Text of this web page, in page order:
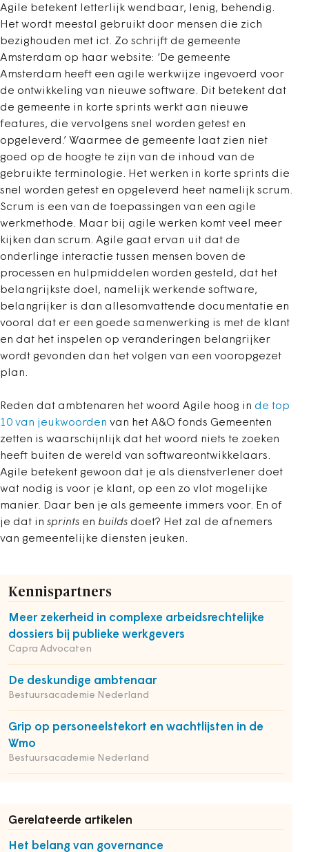
Agile betekent letterlijk wendbaar, lenig, behendig.
Het wordt meestal gebruikt door mensen die zich
bezighouden met ict. Zo schrijft de gemeente
Amsterdam op haar website: ‘De gemeente
Amsterdam heeft een agile werkwijze ingevoerd voor
de ontwikkeling van nieuwe software. Dit betekent dat
de gemeente in korte sprints werkt aan nieuwe
features, die vervolgens snel worden getest en
opgeleverd.’ Waarmee de gemeente laat zien niet
goed op de hoogte te zijn van de inhoud van de
gebruikte terminologie. Het werken in korte sprints die
snel worden getest en opgeleverd heet namelijk scrum.
Scrum is een van de toepassingen van een agile
werkmethode. Maar bij agile werken komt veel meer
kijken dan scrum. Agile gaat ervan uit dat de
onderlinge interactie tussen mensen boven de
processen en hulpmiddelen worden gesteld, dat het
belangrijkste doel, namelijk werkende software,
belangrijker is dan allesomvattende documentatie en
vooral dat er een goede samenwerking is met de klant
en dat het inspelen op veranderingen belangrijker
wordt gevonden dan het volgen van een vooropgezet
plan.
Reden dat ambtenaren het woord Agile hoog in de top
10 van jeukwoorden van het A&O fonds Gemeenten
zetten is waarschijnlijk dat het woord niets te zoeken
heeft buiten de wereld van softwareontwikkelaars.
Agile betekent gewoon dat je als dienstverlener doet
wat nodig is voor je klant, op een zo vlot mogelijke
manier. Daar ben je als gemeente immers voor. En of
je dat in sprints en builds doet? Het zal de afnemers
van gemeentelijke diensten jeuken.
Kennispartners
Meer zekerheid in complexe arbeidsrechtelijke
dossiers bij publieke werkgevers
Capra Advocaten
De deskundige ambtenaar
Bestuursacademie Nederland
Grip op personeelstekort en wachtlijsten in de
Wmo
Bestuursacademie Nederland
Gerelateerde artikelen
Het belang van governance